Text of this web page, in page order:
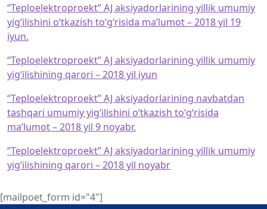
“Teploelektroproekt” AJ aksiyadorlarining yillik umumiy
yig‘ilishini o‘tkazish to‘g‘risida ma’lumot – 2018 yil 19
iyun.
“Teploelektroproekt” AJ aksiyadorlarining yillik umumiy
yig‘ilishining qarori – 2018 yil iyun
“Teploelektroproekt” AJ aksiyadorlarining navbatdan
tashqari umumiy yig‘ilishini o‘tkazish to‘g‘risida
ma’lumot – 2018 yil 9 noyabr.
“Teploelektroproekt” AJ aksiyadorlarining yillik umumiy
yig‘ilishining qarori – 2018 yil noyabr
[mailpoet_form id="4"]